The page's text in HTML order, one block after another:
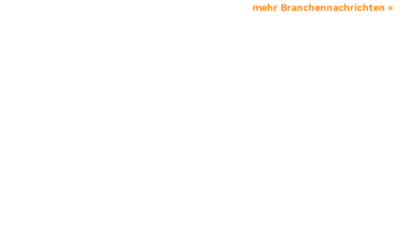
mehr Branchennachrichten »